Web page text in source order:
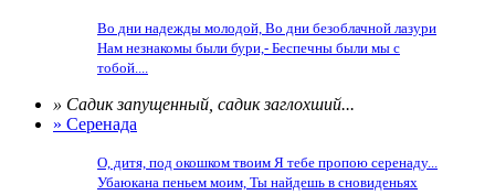
Во дни надежды молодой, Во дни безоблачной лазури
Нам незнакомы были бури,- Беспечны были мы с
тобой....
» Садик запущенный, садик заглохший...
» Серенада
О, дитя, под окошком твоим Я тебе пропою серенаду...
Убаюкана пеньем моим, Ты найдешь в сновиденьях